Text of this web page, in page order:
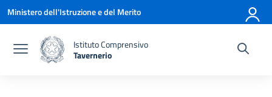
Vai ai contenuti
Vai al menu di navigazione
Vai al footer
Ministero dell'Istruzione e del Merito
Istituto Comprensivo
Tavernerio